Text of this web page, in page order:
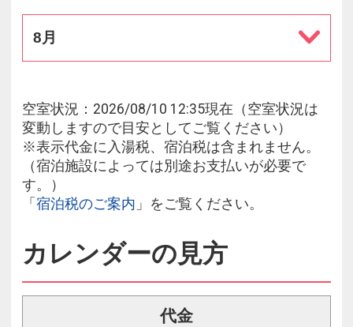
8月
空室状況：2026/08/10 12:35現在（空室状況は
変動しますので目安としてご覧ください）
※表示代金に入湯税、宿泊税は含まれません。
（宿泊施設によっては別途お支払いが必要で
す。）
「 宿泊税のご案内 」をご覧ください。
カレンダーの見方
代金